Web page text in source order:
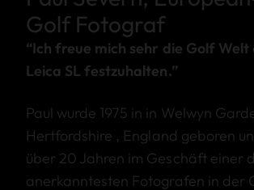
Golf Fotograf
“Ich freue mich sehr die Golf Welt
Leica SL festzuhalten.”
Paul wurde 1975 in in Welwyn
Hertfordshire , England geboren
über 20 Jahren im Geschäft einer
anerkanntesten Fotografen in der